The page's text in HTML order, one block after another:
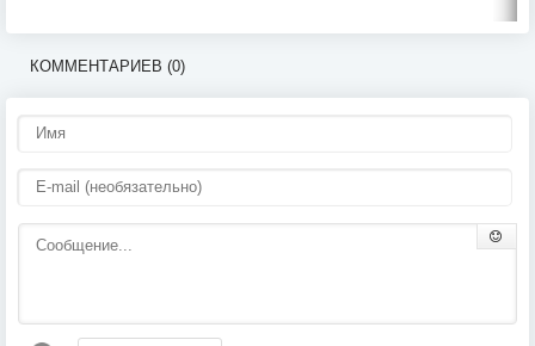
КОММЕНТАРИЕВ (0)